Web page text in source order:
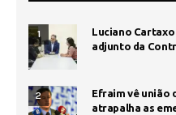
1
Luciano
adjunto da
2
Efraim vê união
atrapalha as